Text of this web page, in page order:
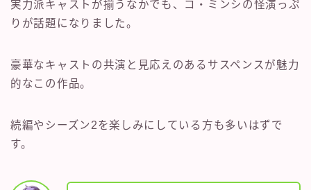
実力派キャストが揃うなかでも、コ・ミンシの怪演っぷ
りが話題になりました。
豪華なキャストの共演と見応えのあるサスペンスが魅力
的なこの作品。
続編やシーズン2を楽しみにしている方も多いはずで
す。